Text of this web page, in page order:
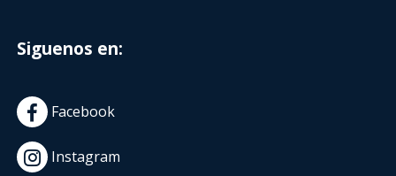
Siguenos en:
Facebook
Instagram